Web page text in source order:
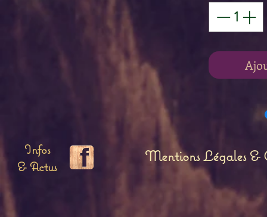
Infos
& Actus
Mentions Légales &